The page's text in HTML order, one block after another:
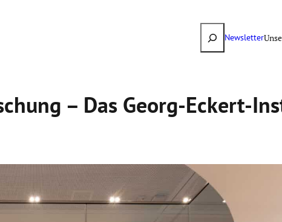
SuchenNewsletter
– Das Georg-Eckert-